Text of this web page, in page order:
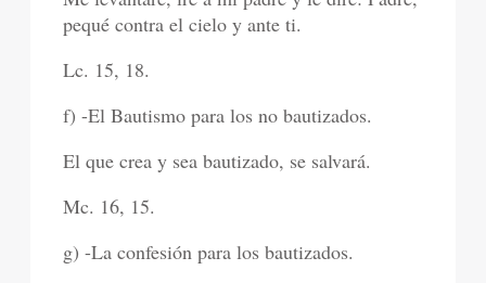
pequé contra el cielo y ante ti.
Lc. 15, 18.
f) -El Bautismo para los no bautizados.
El que crea y sea bautizado, se salvará.
Mc. 16, 15.
g) -La confesión para los bautizados.